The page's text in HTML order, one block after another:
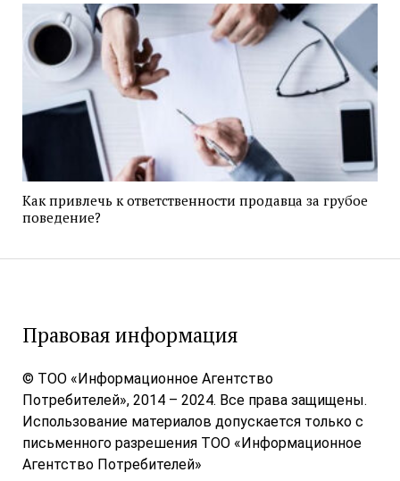
Как привлечь к ответственности продавца за грубое
поведение?
Правовая информация
© ТОО «Информационное Агентство
Потребителей», 2014 – 2024. Все права защищены.
Использование материалов допускается только с
письменного разрешения ТОО «Информационное
Агентство Потребителей»